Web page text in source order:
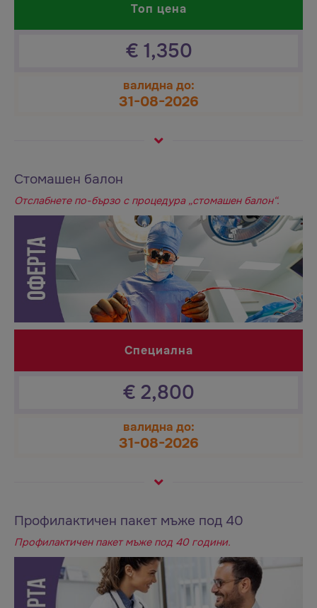
Топ цена
€ 1,350
валидна до:
31-08-2026
Стомашен балон
Отслабнете по-бързо с процедура „стомашен балон“.
Специална
€ 2,800
валидна до:
31-08-2026
Профилактичен пакет мъже под 40
Профилактичен пакет мъже под 40 години.